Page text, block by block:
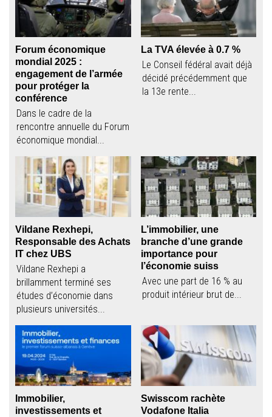
Forum économique
mondial 2025 :
engagement de l’armée
pour protéger la
conférence
Dans le cadre de la
rencontre annuelle du Forum
économique mondial...
La TVA élevée à 0.7 %
Le Conseil fédéral avait déjà
décidé précédemment que
la 13e rente...
Vildane Rexhepi,
Responsable des Achats
IT chez UBS
Vildane Rexhepi a
brillamment terminé ses
études d’économie dans
plusieurs universités...
L’immobilier, une
branche d’une grande
importance pour
l’économie suiss
Avec une part de 16 % au
produit intérieur brut de...
Immobilier,
investissements et
Swisscom rachète
Vodafone Italia